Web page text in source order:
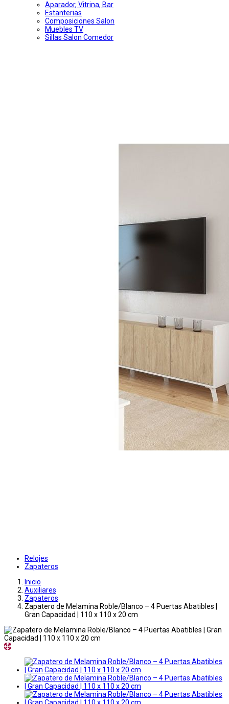
Aparador, Vitrina, Bar
Estanterias
Composiciones Salon
Muebles TV
Sillas Salon Comedor
Relojes
Zapateros
Inicio
Auxiliares
Zapateros
Zapatero de Melamina Roble/Blanco – 4 Puertas Abatibles |
Gran Capacidad | 110 x 110 x 20 cm